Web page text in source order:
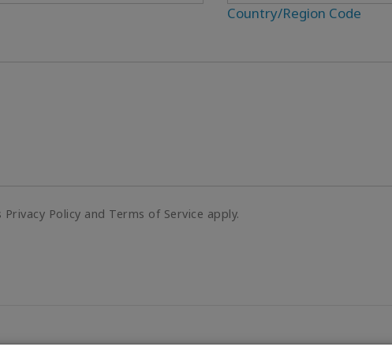
Country/Region Code
Policy and Terms of Service apply.